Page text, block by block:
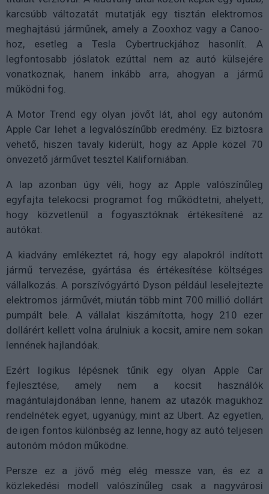
karcsúbb változatát mutatják egy tisztán elektromos
meghajtású járműnek, amely a Zooxhoz vagy a Canoo-
hoz, esetleg a Tesla Cybertruckjához hasonlít. A
legfontosabb jóslatok ezúttal nem az autó külsejére
vonatkoznak, hanem inkább arra, ahogyan a jármű
működni fog.
A Motor Trend egy olyan jövőt lát, ahol egy autonóm
Apple Car lehet a legvalószínűbb eredmény. Ez biztosra
vehető, hiszen tavaly kiderült, hogy az Apple közel 70
önvezető járművet tesztel Kaliforniában.
A lap azonban úgy véli, hogy az Apple valószínűleg
egyfajta telekocsi programot fog működtetni, ahelyett,
hogy közvetlenül a fogyasztóknak értékesítené az
autókat.
A kiadvány emlékeztet rá, hogy egy alapokról indított
jármű tervezése, gyártása és értékesítése költséges
vállalkozás. A porszívógyártó Dyson például leselejtezte
elektromos járművét, miután több mint 700 millió dollárt
pumpált bele. A vállalat kiszámította, hogy 210 ezer
dollárért kellett volna árulniuk a kocsit, amire nem sokan
lennének hajlandóak.
Ezért logikus lépésnek tűnik egy olyan Apple Car
fejlesztése, amely nem a kocsit használók
magántulajdonában lenne, hanem az utazók magukhoz
rendelnétek egyet, ugyanúgy, mint az Ubert. Az egyetlen,
de igen fontos különbség az lenne, hogy az autó teljesen
autonóm módon működne.
Persze ez a jövő még elég messze van, és ez a
közlekedési modell valószínűleg csak a nagyvárosi